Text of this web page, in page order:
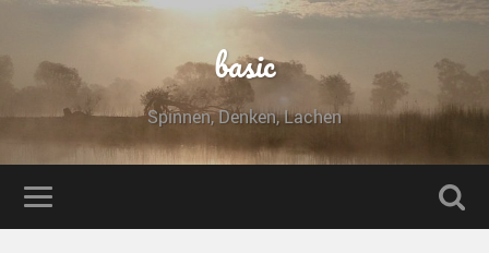
basic
Spinnen, Denken, Lachen